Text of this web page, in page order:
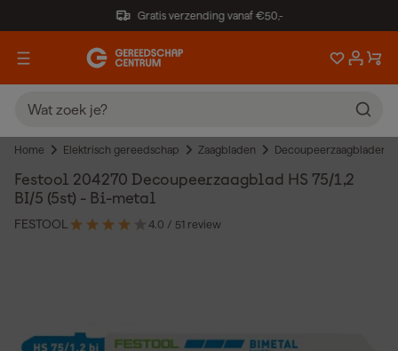
Gratis verzending vanaf €50,-
Home Elektrisch gereedschap Zaagbladen Decoupeerzaagbladen
Festool 204270 Decoupeerzaagblad HS 75/1,2
BI/5 (5st) - Bi-metal
FESTOOL 4.0 / 51 review